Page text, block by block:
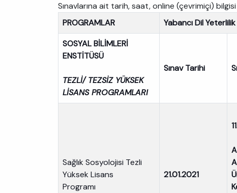
Sınavlarına ait tarih, saat, online (çevrimiçi)
PROGRAMLAR
Yabancı Dil Yeterlilik
SOSYAL BİLİMLERİ
ENSTİTÜSÜ
TEZLİ/ TEZSİZ YÜKSEK
LİSANS PROGRAMLARI
Sınav Tarihi
Sağlık Sosyolojisi Tezli
Yüksek Lisans
Programı
21.01.2021